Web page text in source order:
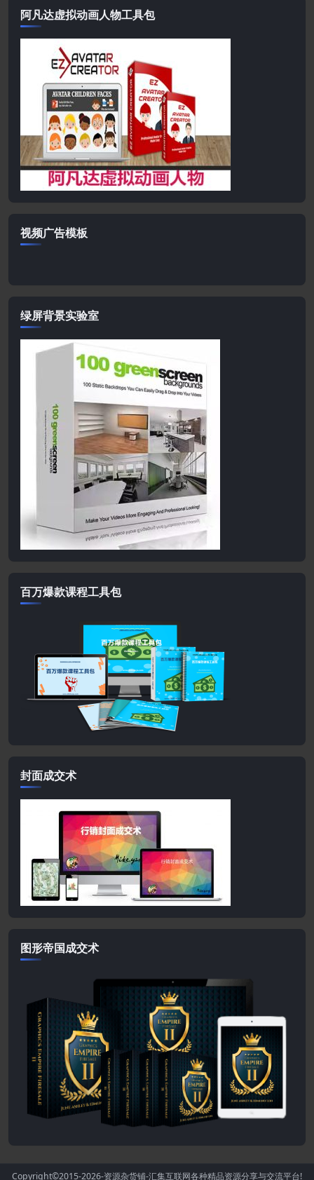
阿凡达虚拟动画人物工具包
视频广告模板
绿屏背景实验室
百万爆款课程工具包
封面成交术
图形帝国成交术
Copyright©2015-2026-资源杂货铺-汇集互联网各种精品资源分享与交流平台!